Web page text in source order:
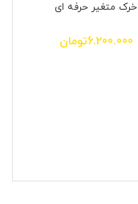
خرک متغیر حرفه ای
تومان6.200.000